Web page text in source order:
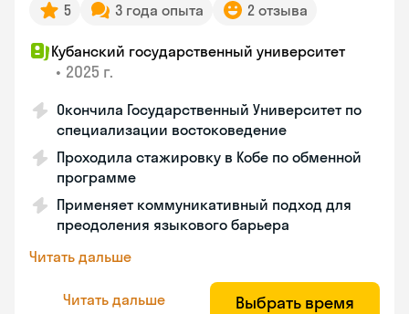
5 3 года опыта 2 отзыва
Кубанский государственный университет
• 2025 г.
Окончила Государственный Университет по
специализации востоковедение
Проходила стажировку в Кобе по обменной
программе
Применяет коммуникативный подход для
преодоления языкового барьера
Читать дальше
Читать дальше Выбрать время